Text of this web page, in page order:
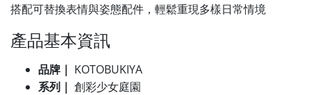
搭配可替換表情與姿態配件，輕鬆重現多樣日常情境
產品基本資訊
品牌｜ KOTOBUKIYA
系列｜ 創彩少女庭園